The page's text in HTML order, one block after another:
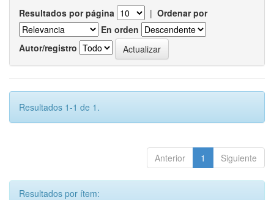
Resultados por página | Ordenar por
En orden
Autor/registro
Resultados 1-1 de 1.
Anterior 1 Siguiente
Resultados por ítem: